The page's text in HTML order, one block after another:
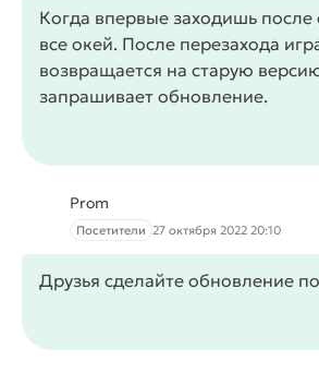
Когда впервые заходишь после
все окей. После перезахода
возвращается на старую
запрашивает обновление.
Prom
Посетители 27 октября 2022 20:10
Друзья сделайте обновление